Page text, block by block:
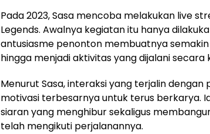
Pada 2023, Sasa mencoba melakukan live
Legends. Awalnya kegiatan itu hanya
antusiasme penonton membuatnya
hingga menjadi aktivitas yang dijalani secara
Menurut Sasa, interaksi yang terjalin
motivasi terbesarnya untuk terus berkarya.
siaran yang menghibur sekaligus
telah mengikuti perjalanannya.